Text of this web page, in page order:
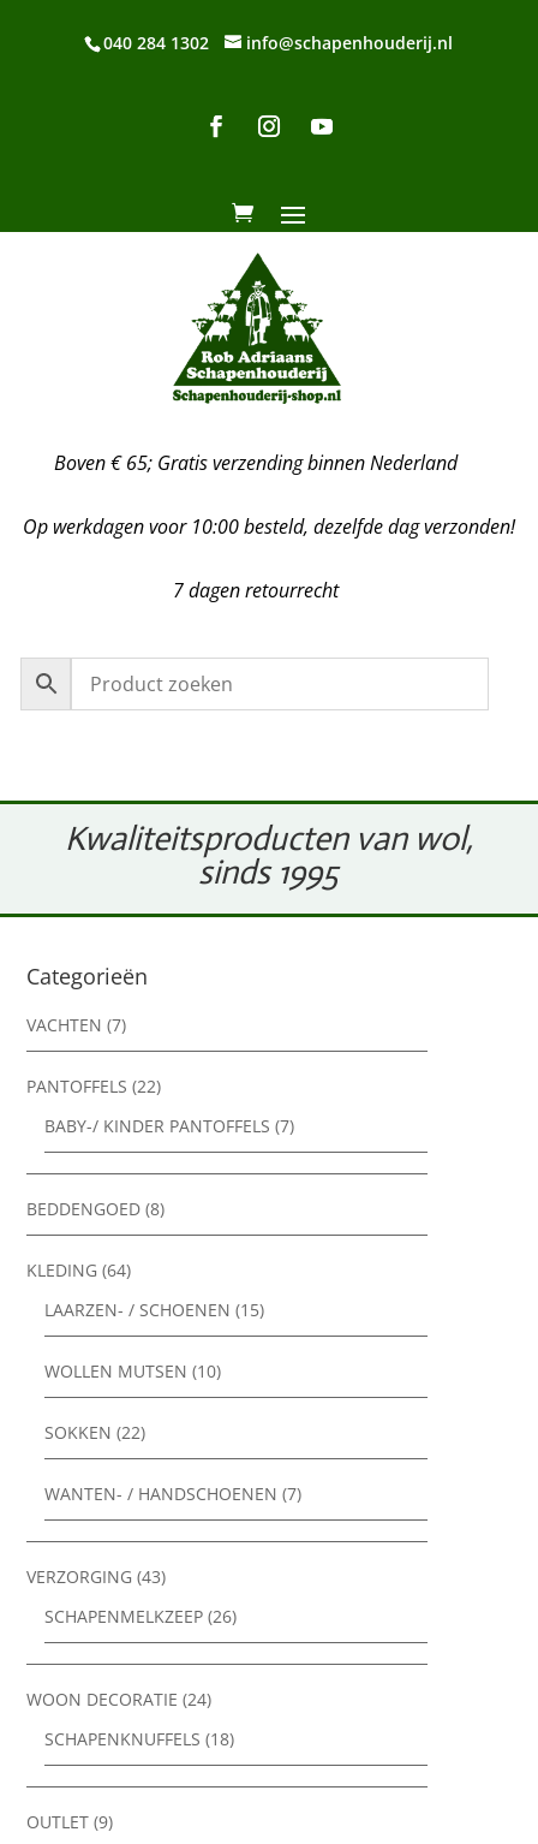
040 284 1302 info@schapenhouderij.nl
Boven € 65; Gratis verzending binnen Nederland
Op werkdagen voor 10:00 besteld, dezelfde dag verzonden!
7 dagen retourrecht
Kwaliteitsproducten van wol,
sinds 1995
Categorieën
VACHTEN (7)
PANTOFFELS (22)
BABY-/ KINDER PANTOFFELS (7)
BEDDENGOED (8)
KLEDING (64)
LAARZEN- / SCHOENEN (15)
WOLLEN MUTSEN (10)
SOKKEN (22)
WANTEN- / HANDSCHOENEN (7)
VERZORGING (43)
SCHAPENMELKZEEP (26)
WOON DECORATIE (24)
SCHAPENKNUFFELS (18)
OUTLET (9)